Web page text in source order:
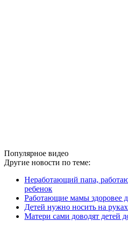
Популярное видео
Другие новости по теме:
Неработающий папа,
ребенок
Работающие мамы здоровее
Детей нужно носить на
Матери сами доводят детей